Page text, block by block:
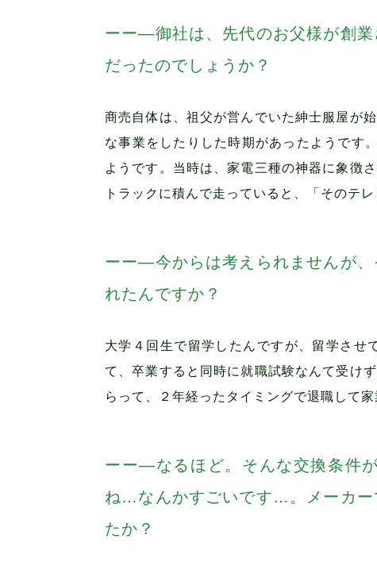
―御社は、先代のお父様が創業
だったのでしょうか？
商売自体は、祖父が営んでいた紳士服屋が
な事業をしたりした時期があったようです
ようです。当時は、家電三種の神器に象徴
トラックに積んで走っていると、「そのテ
―今からは考えられませんが、
れたんですか？
大学４回生で留学したんですが、留学させ
て、卒業すると同時に就職試験なんて受け
らって、２年経ったタイミングで退職して家
―なるほど。そんな交換条件
ね…なんかすごいです…。メーカー
たか？